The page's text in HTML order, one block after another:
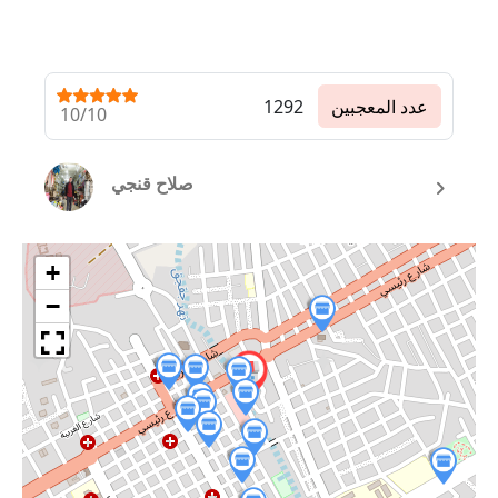
10/10 1292 عدد المعجبين
صلاح قنجي
+
−